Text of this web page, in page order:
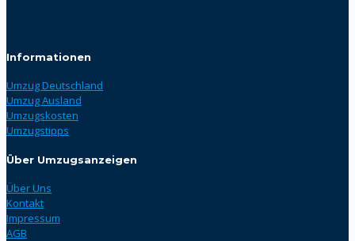
Informationen
Umzug Deutschland
Umzug Ausland
Umzugskosten
Umzugstipps
Über Umzugsanzeigen
Über Uns
Kontakt
Impressum
AGB